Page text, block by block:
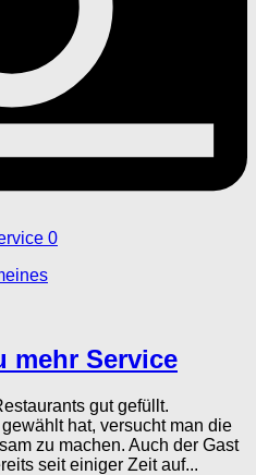
0
mehr Service
gut gefüllt.
hat, versucht man die
zu machen. Auch der Gast
seit einiger Zeit auf...